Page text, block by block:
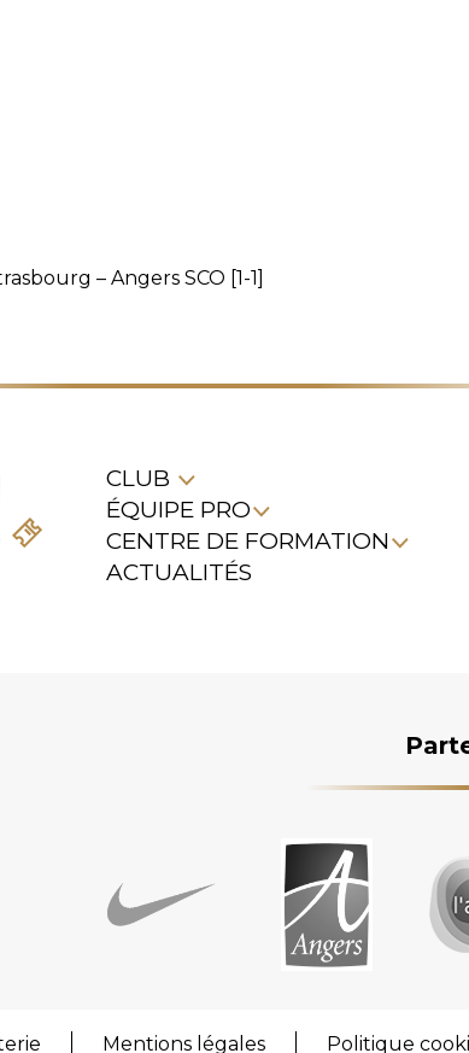
– Angers SCO [1-1]
CLUB
ÉQUIPE PRO
CENTRE DE FORMATION
ACTUALITÉS
Mentions légales Politique